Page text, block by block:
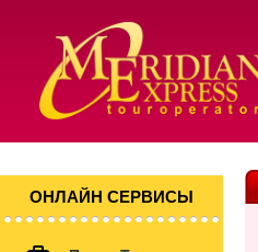
ОНЛАЙН СЕРВИСЫ